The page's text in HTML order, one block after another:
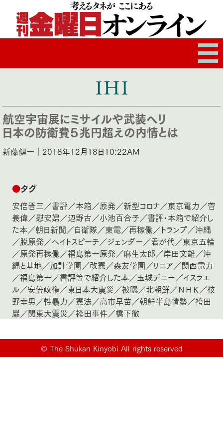
ＩＨＩ
航空宇宙展にミサイルや武装ヘリ
日本の防衛費５兆円超えの内情とは
新藤健一｜2018年12月18日10:22AM
●タグ
安倍晋三 ／書評／本箱／原発／新型コロナ／東京電力 ／菅
義偉／慰安婦／辺野古／小池百合子／書評・本箱で紹介し
た本／朝日新聞／自衛隊／東電／再稼働／トランプ／沖縄
／脱原発／ヘイトスピーチ／ジェンダー／君が代／東京五輪
／原発再稼働／福島第一原発／麻生太郎／岸田文雄／沖
縄と基地／加計学園／改憲／森友学園／リニア／関西電力
／福島第一／書評等で紹介した本／玉城デニー／イスラエ
ル／安倍政権／東日本大震災 ／被曝／北朝鮮／ＮＨＫ ／枝
野幸男 ／性暴力 ／憲法／高市早苗／朝鮮半島情勢／袴田
巖／関東大震災 ／袴田事件／橋下徹
© The Shukan Kinyobi All rights reserved